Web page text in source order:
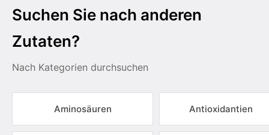
Suchen Sie nach anderen
Zutaten?
Nach Kategorien durchsuchen
Aminosäuren Antioxidantien